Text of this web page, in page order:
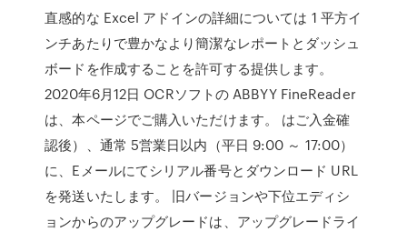
直感的な Excel アドインの詳細については 1 平方イ
ンチあたりで豊かなより簡潔なレポートとダッシュ
ボードを作成することを許可する提供します。
2020年6月12日 OCRソフトの ABBYY FineReader
は、本ページでご購入いただけます。 はご入金確
認後）、通常 5営業日以内（平日 9:00 ～ 17:00）
に、Eメールにてシリアル番号とダウンロード URL
を発送いたします。 旧バージョンや下位エディシ
ョンからのアップグレードは、アップグレードライ